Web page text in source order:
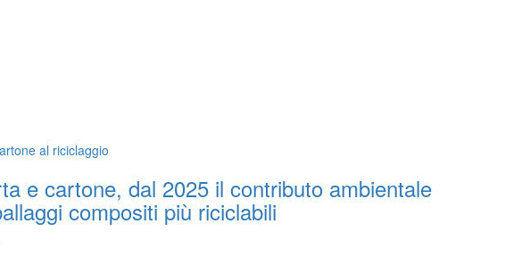
e cartone, dal 2025 il contributo ambientale
compositi più riciclabili